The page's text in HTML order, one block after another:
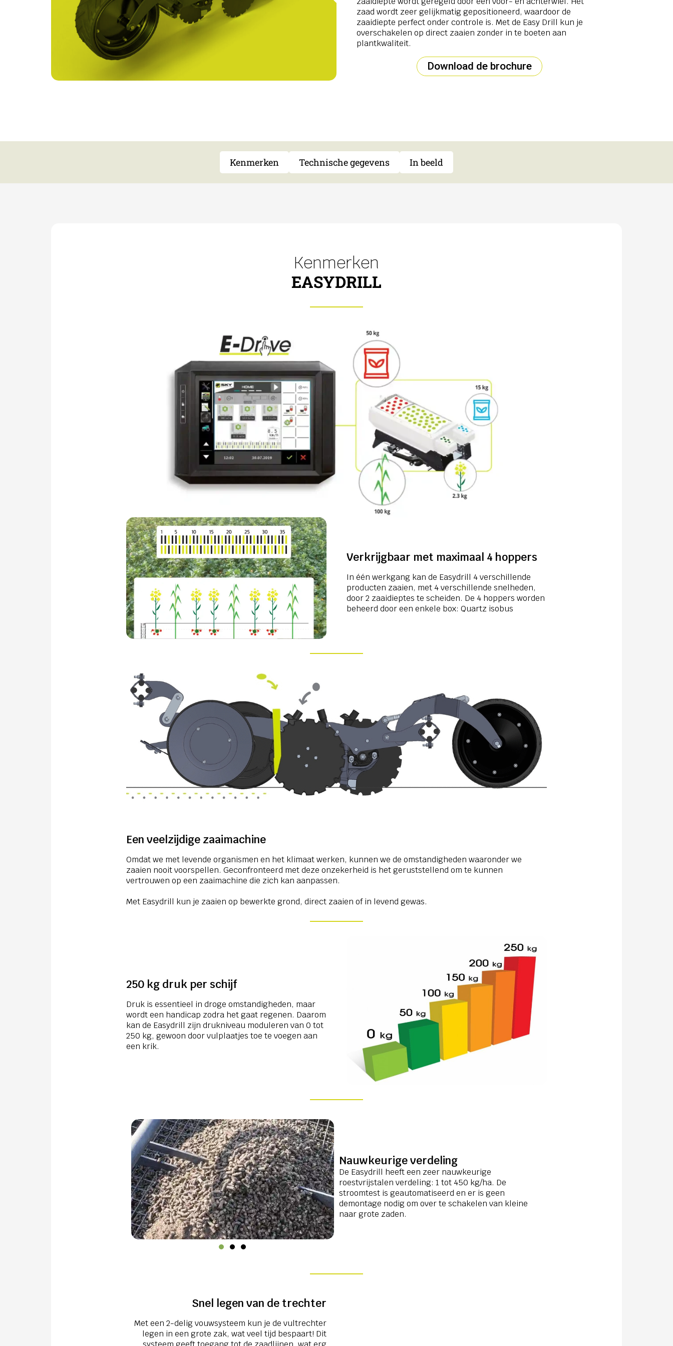
zaad wordt zeer gelijkmatig gepositioneerd, waardoor de
zaaidiepte perfect onder controle is. Met de Easy Drill kun je
overschakelen op direct zaaien zonder in te boeten aan
plantkwaliteit.
Download de brochure
Kenmerken Technische gegevens In beeld
Kenmerken
EASYDRILL
Verkrijgbaar met maximaal 4 hoppers
In één werkgang kan de Easydrill 4 verschillende
producten zaaien, met 4 verschillende snelheden,
door 2 zaaidieptes te scheiden. De 4 hoppers worden
beheerd door een enkele box: Quartz isobus
Een veelzijdige zaaimachine
Omdat we met levende organismen en het klimaat werken, kunnen we de omstandigheden waaronder we
zaaien nooit voorspellen. Geconfronteerd met deze onzekerheid is het geruststellend om te kunnen
vertrouwen op een zaaimachine die zich kan aanpassen.
Met Easydrill kun je zaaien op bewerkte grond, direct zaaien of in levend gewas.
250 kg druk per schijf
Druk is essentieel in droge omstandigheden, maar
wordt een handicap zodra het gaat regenen. Daarom
kan de Easydrill zijn drukniveau moduleren van 0 tot
250 kg, gewoon door vulplaatjes toe te voegen aan
een krik.
Nauwkeurige verdeling
De Easydrill heeft een zeer nauwkeurige
roestvrijstalen verdeling: 1 tot 450 kg/ha. De
stroomtest is geautomatiseerd en er is geen
demontage nodig om over te schakelen van kleine
naar grote zaden.
Snel legen van de trechter
Met een 2-delig vouwsysteem kun je de vultrechter
legen in een grote zak, wat veel tijd bespaart! Dit